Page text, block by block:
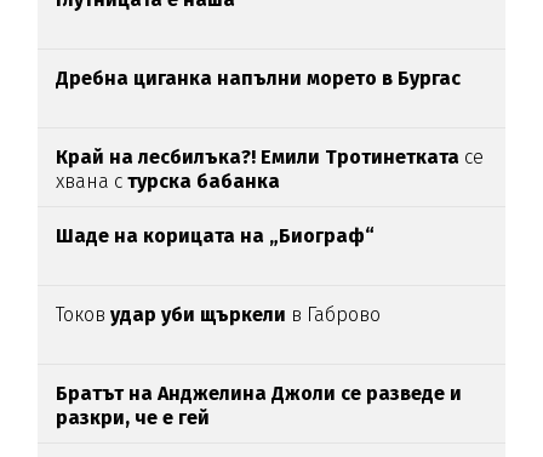
Дребна циганка напълни морето в Бургас
Край на лесбилъка?! Емили Тротинетката се
хвана с турска бабанка
Шаде на корицата на „Биограф“
Токовудар уби щъркели в Габрово
Братът на Анджелина Джоли се разведе и
разкри, че е гей